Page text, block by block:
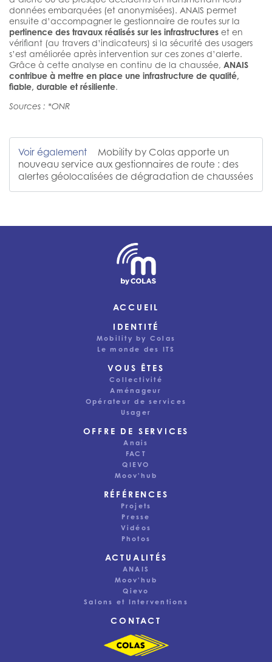
Ce site utilise des cookies pour assurer une bonne
expérience utilisateur. Selon vos préférences, nous
pouvons également utiliser des cookies à des fins
d’analyse ou pour vous proposer des publicités
pertinentes. Vous pouvez modifier vos préférences de
cookies à partir du lien en bas de page.
données embarquées (et anonymisées). ANAIS permet
ensuite d’accompagner le gestionnaire de routes sur la
pertinence des travaux réalisés sur les infrastructures et en
vérifiant (au travers d’indicateurs) si la sécurité des usagers
s’est améliorée après intervention sur ces zones d’alerte.
Grâce à cette analyse en continu de la chaussée, ANAIS
contribue à mettre en place une infrastructure de qualité,
fiable, durable et résiliente.
Sources : *ONR
Voir également
Mobility by Colas apporte un
nouveau service aux gestionnaires de route : des
alertes géolocalisées de dégradation de chaussées
ACCUEIL
IDENTITÉ
Mobility by Colas
Le monde des ITS
VOUS ÊTES
Collectivité
Aménageur
Opérateur de services
Usager
OFFRE DE SERVICES
Anais
FACT
QIEVO
Moov'hub
RÉFÉRENCES
Projets
Presse
Vidéos
Photos
ACTUALITÉS
ANAIS
Moov'hub
Qievo
Salons et Interventions
CONTACT